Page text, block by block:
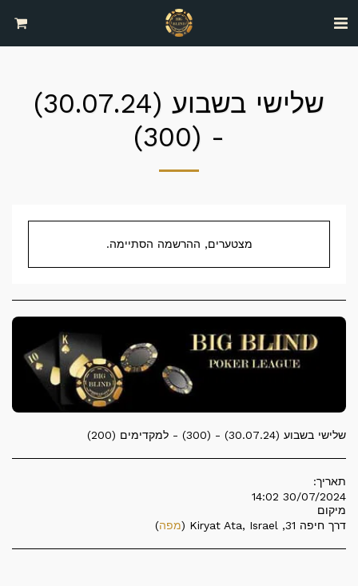
שלישי בשבוע (30.07.24)
- (300)
מצטערים, ההרשמה הסתיימה.
שלישי בשבוע (30.07.24) - (300) - למקדימים (200)
תאריך:
30/07/2024 14:02
מיקום
דרך חיפה 31, Kiryat Ata, Israel (
מפה)